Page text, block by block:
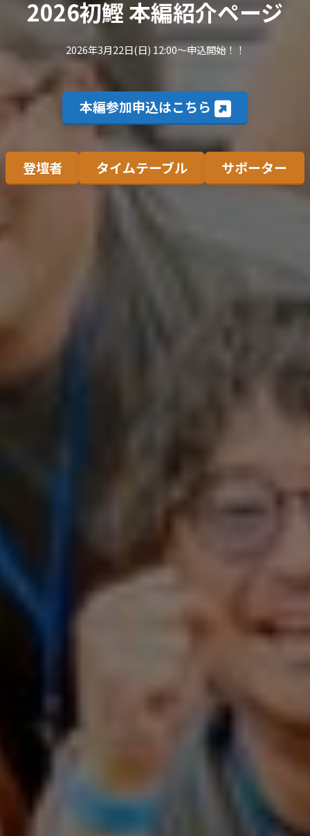
2026初鰹 本編紹介ページ
2026年3月22日(日) 12:00～申込開始！！
本編参加申込はこちら
登壇者 タイムテーブル サポーター